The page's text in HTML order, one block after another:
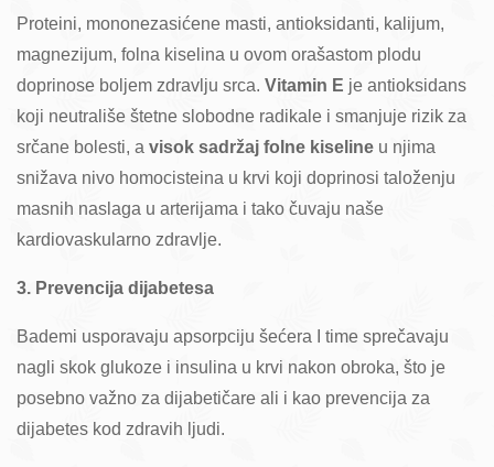
Proteini, mononezasićene masti, antioksidanti, kalijum,
magnezijum, folna kiselina u ovom orašastom plodu
doprinose boljem zdravlju srca. Vitamin E je antioksidans
koji neutrališe štetne slobodne radikale i smanjuje rizik za
srčane bolesti, a visok sadržaj folne kiseline u njima
snižava nivo homocisteina u krvi koji doprinosi taloženju
masnih naslaga u arterijama i tako čuvaju naše
kardiovaskularno zdravlje.
3. Prevencija dijabetesa
Bademi usporavaju apsorpciju šećera I time sprečavaju
nagli skok glukoze i insulina u krvi nakon obroka, što je
posebno važno za dijabetičare ali i kao prevencija za
dijabetes kod zdravih ljudi.